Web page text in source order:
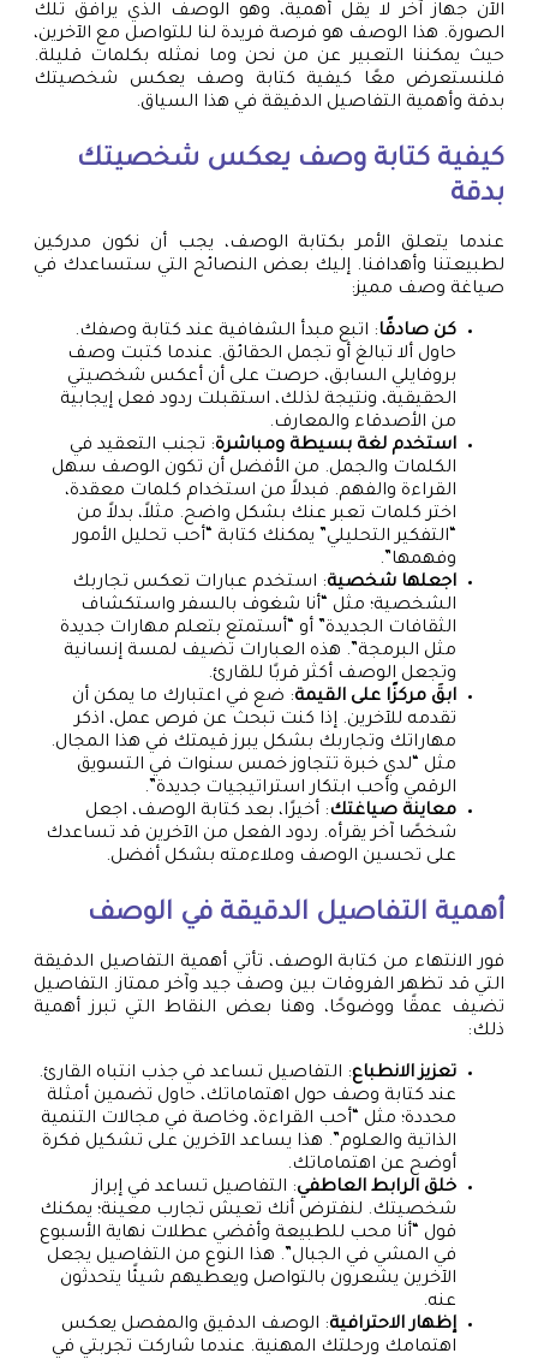
الآن جهاز آخر لا يقل أهمية، وهو الوصف الذي يرافق تلك
الصورة. هذا الوصف هو فرصة فريدة لنا للتواصل مع الآخرين،
حيث يمكننا التعبير عن من نحن وما نمثله بكلمات قليلة.
فلنستعرض معًا كيفية كتابة وصف يعكس شخصيتك
بدقة وأهمية التفاصيل الدقيقة في هذا السياق.
كيفية كتابة وصف يعكس شخصيتك
بدقة
عندما يتعلق الأمر بكتابة الوصف، يجب أن نكون مدركين
لطبيعتنا وأهدافنا. إليك بعض النصائح التي ستساعدك في
صياغة وصف مميز:
كن صادقًا: اتبع مبدأ الشفافية عند كتابة وصفك.
حاول ألا تبالغ أو تجمل الحقائق. عندما كتبت وصف
بروفايلي السابق، حرصت على أن أعكس شخصيتي
الحقيقية، ونتيجة لذلك، استقبلت ردود فعل إيجابية
من الأصدقاء والمعارف.
استخدم لغة بسيطة ومباشرة: تجنب التعقيد في
الكلمات والجمل. من الأفضل أن تكون الوصف سهل
القراءة والفهم. فبدلاً من استخدام كلمات معقدة،
اختر كلمات تعبر عنك بشكل واضح. مثلاً، بدلاً من
“التفكير التحليلي” يمكنك كتابة “أحب تحليل الأمور
وفهمها”.
اجعلها شخصية: استخدم عبارات تعكس تجاربك
الشخصية؛ مثل “أنا شغوف بالسفر واستكشاف
الثقافات الجديدة” أو “أستمتع بتعلم مهارات جديدة
مثل البرمجة”. هذه العبارات تضيف لمسة إنسانية
وتجعل الوصف أكثر قربًا للقارئ.
ابقَ مركزًا على القيمة: ضع في اعتبارك ما يمكن أن
تقدمه للآخرين. إذا كنت تبحث عن فرص عمل، اذكر
مهاراتك وتجاربك بشكل يبرز قيمتك في هذا المجال.
مثل “لدي خبرة تتجاوز خمس سنوات في التسويق
الرقمي وأحب ابتكار استراتيجيات جديدة”.
معاينة صياغتك: أخيرًا، بعد كتابة الوصف، اجعل
شخصًا آخر يقرأه. ردود الفعل من الآخرين قد تساعدك
على تحسين الوصف وملاءمته بشكل أفضل.
أهمية التفاصيل الدقيقة في الوصف
فور الانتهاء من كتابة الوصف، تأتي أهمية التفاصيل الدقيقة
التي قد تظهر الفروقات بين وصف جيد وآخر ممتاز. التفاصيل
تضيف عمقًا ووضوحًا، وهنا بعض النقاط التي تبرز أهمية
ذلك:
تعزيز الانطباع: التفاصيل تساعد في جذب انتباه القارئ.
عند كتابة وصف حول اهتماماتك، حاول تضمين أمثلة
محددة؛ مثل “أحب القراءة، وخاصة في مجالات التنمية
الذاتية والعلوم”. هذا يساعد الآخرين على تشكيل فكرة
أوضح عن اهتماماتك.
خلق الرابط العاطفي: التفاصيل تساعد في إبراز
شخصيتك. لنفترض أنك تعيش تجارب معينة؛ يمكنك
قول “أنا محب للطبيعة وأقضي عطلات نهاية الأسبوع
في المشي في الجبال”. هذا النوع من التفاصيل يجعل
الآخرين يشعرون بالتواصل ويعطيهم شيئًا يتحدثون
عنه.
إظهار الاحترافية: الوصف الدقيق والمفصل يعكس
اهتمامك ورحلتك المهنية. عندما شاركت تجربتي في